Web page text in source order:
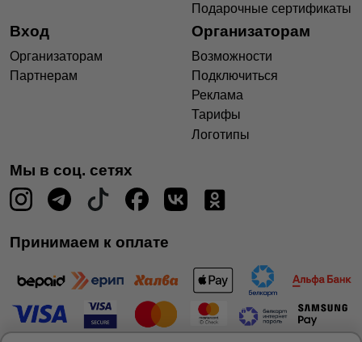
Подарочные сертификаты
Вход
Организаторам
Партнерам
Организаторам
Возможности
Подключиться
Реклама
Тарифы
Логотипы
Мы в соц. сетях
Принимаем к оплате